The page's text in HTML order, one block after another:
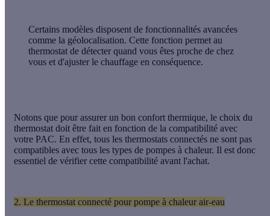
Certains modèles disposent de fonctionnalités avancées
comme la géolocalisation. Cette fonction permet au
thermostat de détecter quand vous êtes proche de chez
vous et d'ajuster le chauffage en conséquence.
Notons que pour assurer un bon confort thermique, le choix du
thermostat doit être fait en fonction de la compatibilité avec
votre PAC. En effet, tous les thermostats connectés ne sont pas
compatibles avec tous les types de pompes à chaleur. Il est donc
essentiel de vérifier cette compatibilité avant l'achat.
2. Le thermostat connecté pour pompe à chaleur air-eau